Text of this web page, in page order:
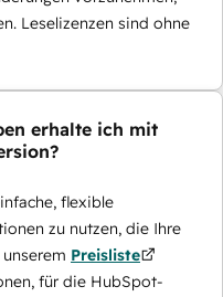
Leselizenzen sind ohne
erhalte ich mit
flexible
zu nutzen, die Ihre
Preisliste
für die HubSpot-